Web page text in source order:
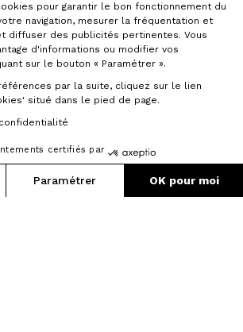
pour garantir le bon fonctionnement du
navigation, mesurer la fréquentation et
diffuser des publicités pertinentes. Vous
d'informations ou modifier vos
sur le bouton « Paramétrer ».
par la suite, cliquez sur le lien
situé dans le pied de page.
certifiés par
Paramétrer OK pour moi
direction